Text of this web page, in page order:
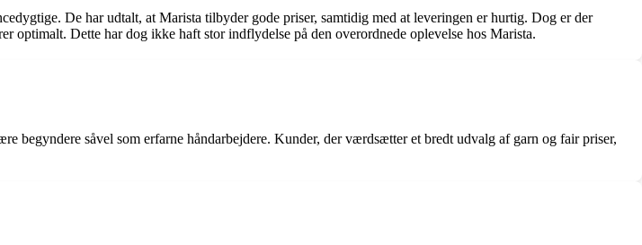
De har udtalt, at Marista tilbyder gode priser, samtidig med at leveringen er hurtig. Dog er der
optimalt. Dette har dog ikke haft stor indflydelse på den overordnede oplevelse hos Marista.
begyndere såvel som erfarne håndarbejdere. Kunder, der værdsætter et bredt udvalg af garn og fair priser,